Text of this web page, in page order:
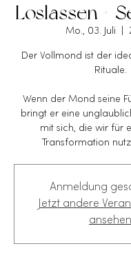
Loslassen +
Mo., 03. Juli
Der Vollmond ist der
Rituale.
Wenn der Mond seine
bringt er eine
mit sich, die wir für
Transformation
Anmeldung
Jetzt andere
ansehen